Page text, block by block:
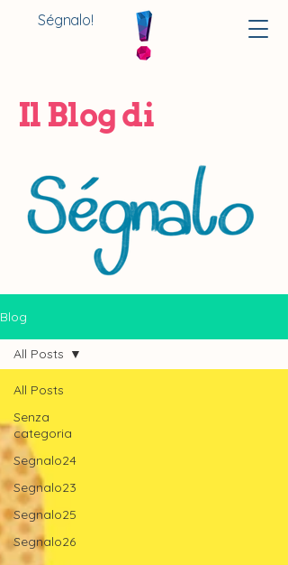
Ségnalo!
Il Blog di
Blog
All Posts
Senza
categoria
Segnalo24
Segnalo23
Segnalo25
Segnalo26
All Posts